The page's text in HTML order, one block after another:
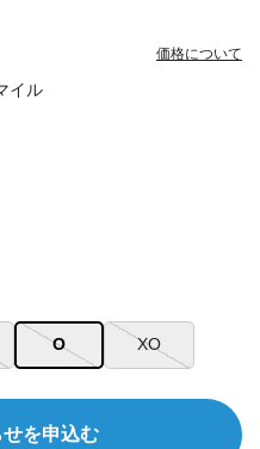
イル
価格について
O XO
せを申込む